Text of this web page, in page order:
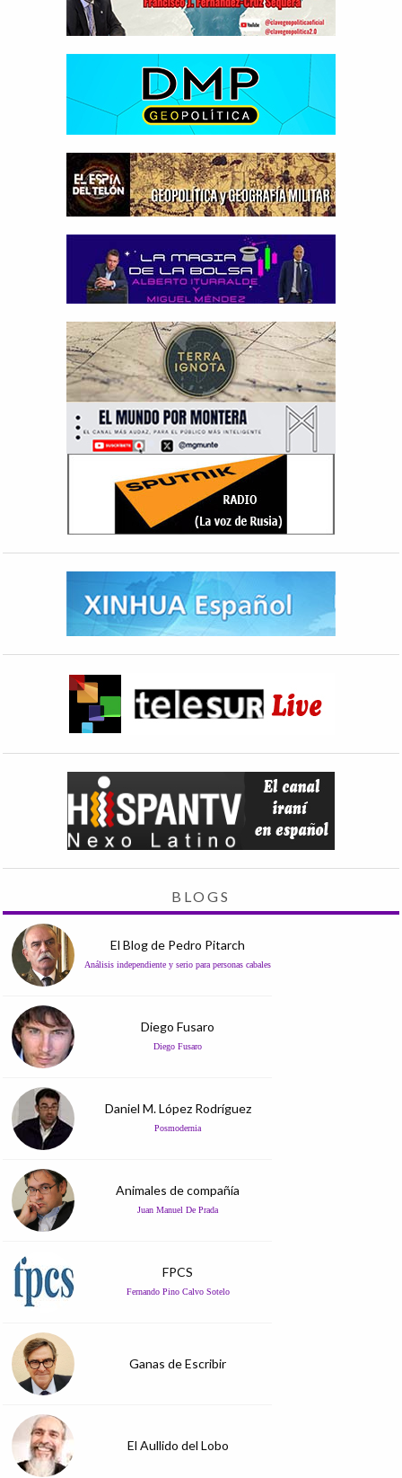
BLOGS
El Blog de Pedro Pitarch
Análisis independiente y serio para personas cabales
Diego Fusaro
Diego Fusaro
Daniel M. López Rodríguez
Posmodernia
Animales de compañía
Juan Manuel De Prada
FPCS
Fernando Pino Calvo Sotelo
Ganas de Escribir
El Aullido del Lobo